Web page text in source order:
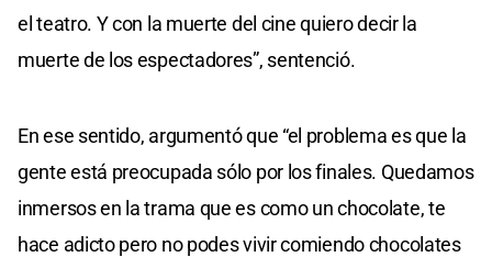
el teatro. Y con la muerte del cine quiero decir la
muerte de los espectadores”, sentenció.
En ese sentido, argumentó que “el problema es que la
gente está preocupada sólo por los finales. Quedamos
inmersos en la trama que es como un chocolate, te
hace adicto pero no podes vivir comiendo chocolates